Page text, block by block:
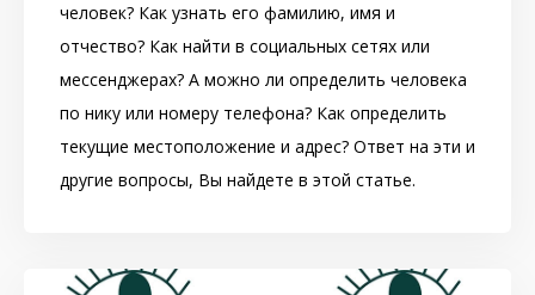
человек? Как узнать его фамилию, имя и
отчество? Как найти в социальных сетях или
мессенджерах? А можно ли определить человека
по нику или номеру телефона? Как определить
текущие местоположение и адрес? Ответ на эти и
другие вопросы, Вы найдете в этой статье.